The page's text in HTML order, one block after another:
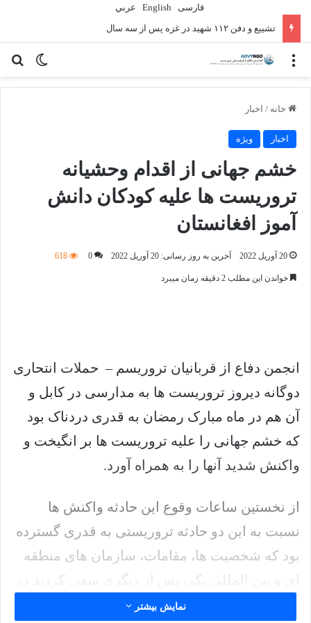
فارسی English
عربي
تشییع و دفن ۱۱۲ شهید در غزه پس از سه سال
تغییر منو
خانه / اخبار
اخبار ویژه
خشم جهانی از اقدام وحشیانه
تروریست ها علیه کودکان دانش
آموز افغانستان
20 آوریل 2022 آخرین به روز رسانی: 20 آوریل 2022 0
618
خواندن این مطلب 2 دقیقه زمان میبرد
انجمن دفاع از قربانیان تروریسم – حملات انتحاری
دوگانه دیروز تروریست ها به مدارسی در کابل و
آن هم در ماه مبارک رمضان به قدری دردناک بود
که خشم جهانی را علیه تروریست ها بر انگیخت و
واکنش شدید آنها را به همراه آورد.
از نخستین ساعات وقوع این حادثه واکنش ها
نسبت به این دو حادثه تروریستی به قدری گسترده
بود که شخصیت ها، مقامات، سازمان های منطقه
ای و بین المللی یکی پس از دیگری سعی کردند در
قبال آن موضع گیری کنند از جمله سفارت ایران در
نمایش بیشتر